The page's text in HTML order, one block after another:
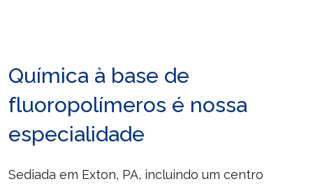
Química à base de
fluoropolímeros é nossa
especialidade
Sediada em Exton, PA, incluindo um centro